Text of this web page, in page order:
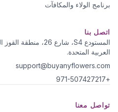
برنامج الولاء والمكافآت
اتصل بنا
العربية المتحدة.
support@buyanyflowers.com
+971-507427217
تواصل معنا